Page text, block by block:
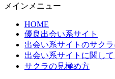
メインメニュー
HOME
優良出会い系サイト
出会い系サイトのサク
出会い系サイトに関し
サクラの見極め方